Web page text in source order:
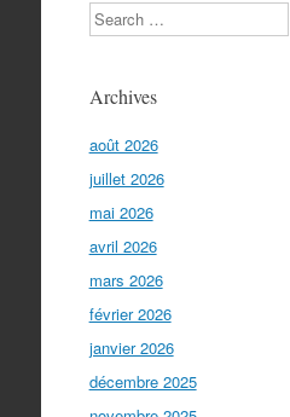
Search
Archives
août 2026
juillet 2026
mai 2026
avril 2026
mars 2026
février 2026
janvier 2026
décembre 2025